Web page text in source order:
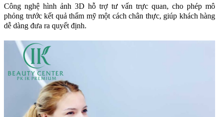
Công nghệ hình ảnh 3D hỗ trợ tư vấn trực quan, cho phép mô
phỏng trước kết quả thẩm mỹ một cách chân thực, giúp khách hàng
dễ dàng đưa ra quyết định.